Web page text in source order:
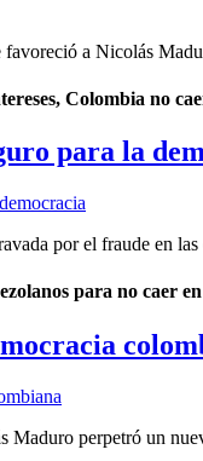
a Nicolás
Colombia no
para la
por el fraude en
para no caer
Maduro perpetró un